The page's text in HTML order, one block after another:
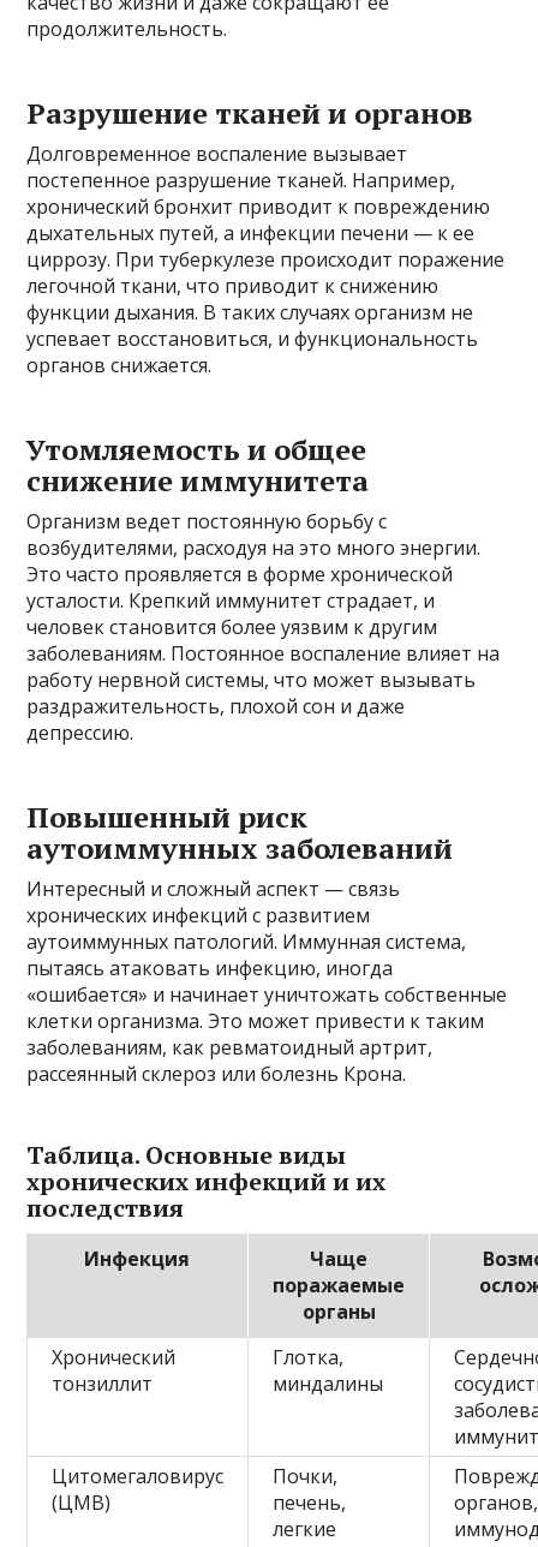
продолжительность.
Разрушение тканей и органов
Долговременное воспаление вызывает
постепенное разрушение тканей. Например,
хронический бронхит приводит к повреждению
дыхательных путей, а инфекции печени — к ее
циррозу. При туберкулезе происходит поражение
легочной ткани, что приводит к снижению
функции дыхания. В таких случаях организм не
успевает восстановиться, и функциональность
органов снижается.
Утомляемость и общее
снижение иммунитета
Организм ведет постоянную борьбу с
возбудителями, расходуя на это много энергии.
Это часто проявляется в форме хронической
усталости. Крепкий иммунитет страдает, и
человек становится более уязвим к другим
заболеваниям. Постоянное воспаление влияет на
работу нервной системы, что может вызывать
раздражительность, плохой сон и даже
депрессию.
Повышенный риск
аутоиммунных заболеваний
Интересный и сложный аспект — связь
хронических инфекций с развитием
аутоиммунных патологий. Иммунная система,
пытаясь атаковать инфекцию, иногда
«ошибается» и начинает уничтожать собственные
клетки организма. Это может привести к таким
заболеваниям, как ревматоидный артрит,
рассеянный склероз или болезнь Крона.
Таблица. Основные виды
хронических инфекций и их
последствия
Инфекция
Чаще
поражаемые
органы
Хронический
тонзиллит
Глотка,
миндалины
Цитомегаловирус
(ЦМВ)
Почки,
печень,
легкие
органов,